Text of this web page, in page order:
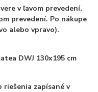
v ľavom prevedení,
prevedení. Po nákupe
alebo vpravo).
DWJ 130x195 cm
zapísané v